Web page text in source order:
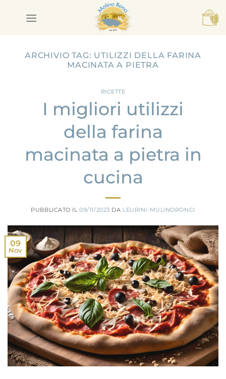
ARCHIVIO TAG: UTILIZZI DELLA FARINA
MACINATA A PIETRA
RICETTE
I migliori utilizzi
della farina
macinata a pietra in
cucina
PUBBLICATO IL09/11/2023 DA LEURINI-MULINORONCI
09
Nov